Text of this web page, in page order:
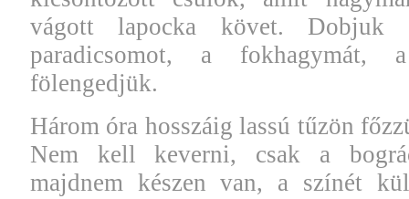
vágott lapocka követ.
paradicsomot, a
fölengedjük.
Három óra hosszáig lassú tűzön
Nem kell keverni, csak a
majdnem készen van, a színét